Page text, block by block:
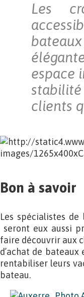
Les
espace
clients
Bon à savoir
Les spécialistes de
seront eux aussi
faire découvrir aux
d’achat de
rentabiliser leurs
bateau.